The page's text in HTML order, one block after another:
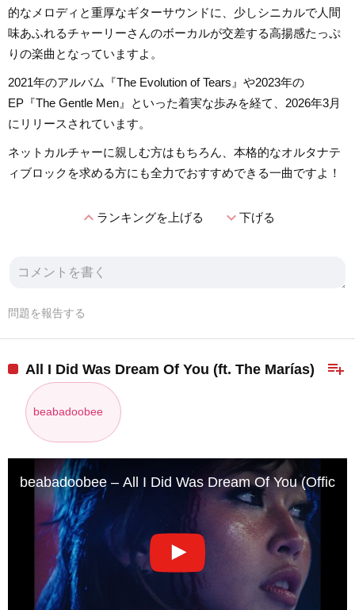
的なメロディと重厚なギターサウンドに、少しシニカルで人間
味あふれるチャーリーさんのボーカルが交差する高揚感たっぷ
りの楽曲となっていますよ。
2021年のアルバム『The Evolution of Tears』や2023年の
EP『The Gentle Men』といった着実な歩みを経て、2026年3月
にリリースされています。
ネットカルチャーに親しむ方はもちろん、本格的なオルタナテ
ィブロックを求める方にも全力でおすすめできる一曲ですよ！
expand_lessランキングを上げる expand_more下げる
問題を報告する
playlist_add
All I Did Was Dream Of You (ft. The Marías)
beabadoobee
beabadoobee – All I Did Was Dream Of You